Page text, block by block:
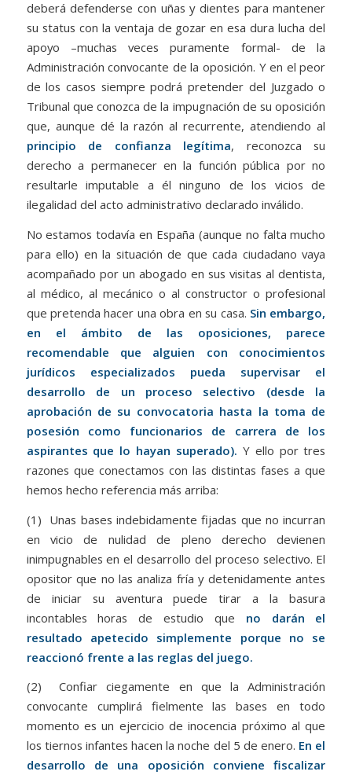
deberá defenderse con uñas y dientes para mantener
su status con la ventaja de gozar en esa dura lucha del
apoyo –muchas veces puramente formal- de la
Administración convocante de la oposición. Y en el peor
de los casos siempre podrá pretender del Juzgado o
Tribunal que conozca de la impugnación de su oposición
que, aunque dé la razón al recurrente, atendiendo al
principio de confianza legítima, reconozca su
derecho a permanecer en la función pública por no
resultarle imputable a él ninguno de los vicios de
ilegalidad del acto administrativo declarado inválido.
No estamos todavía en España (aunque no falta mucho
para ello) en la situación de que cada ciudadano vaya
acompañado por un abogado en sus visitas al dentista,
al médico, al mecánico o al constructor o profesional
que pretenda hacer una obra en su casa. Sin embargo,
en el ámbito de las oposiciones, parece
recomendable que alguien con conocimientos
jurídicos especializados pueda supervisar el
desarrollo de un proceso selectivo (desde la
aprobación de su convocatoria hasta la toma de
posesión como funcionarios de carrera de los
aspirantes que lo hayan superado). Y ello por tres
razones que conectamos con las distintas fases a que
hemos hecho referencia más arriba:
(1) Unas bases indebidamente fijadas que no incurran
en vicio de nulidad de pleno derecho devienen
inimpugnables en el desarrollo del proceso selectivo. El
opositor que no las analiza fría y detenidamente antes
de iniciar su aventura puede tirar a la basura
incontables horas de estudio que no darán el
resultado apetecido simplemente porque no se
reaccionó frente a las reglas del juego.
(2) Confiar ciegamente en que la Administración
convocante cumplirá fielmente las bases en todo
momento es un ejercicio de inocencia próximo al que
los tiernos infantes hacen la noche del 5 de enero. En el
desarrollo de una oposición conviene fiscalizar